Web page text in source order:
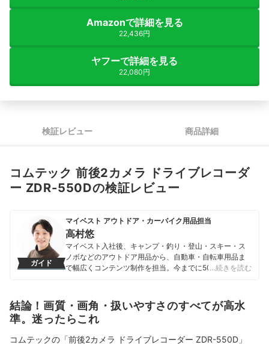
Amazonで詳細を見る
22,436円
ヤフーで詳細を見る
22,080円
検証レビュー 商品詳細
コムテック 前後2カメラ ドライブレコーダ
ー ZDR-550Dの検証レビュー
ガイド
マイベスト アウトドア・カーバイク用品担当
高村悠
マイベスト入社後、キャンプ・釣り・登山・スキー・ス
ノボなどのアウトドア用品から、自動車・自転車用品ま
で幅広くコンテンツ制作を担当。今までに500以上の商
たりの選択肢を提案すること」をモットーに、コンテン
ツ制作を行なっている。
高村悠のプロフィール
…続きを読む
結論！画質・画角・扱いやすさのすべてが高水
準。迷ったらこれ
コムテックの「前後2カメラ ドライブレコーダー ZDR-550D」